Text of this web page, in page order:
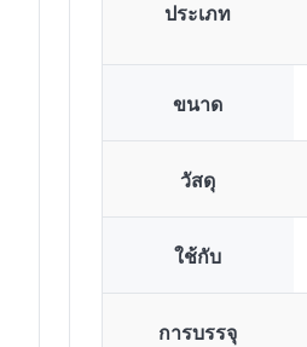
ประเภท
ขนาด
วัสดุ
ใช้กับ
การบรรจุ